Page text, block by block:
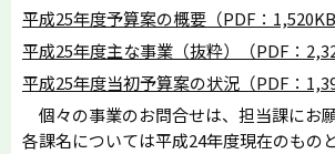
平成25年度予算案の概要（PDF：1,520KB
平成25年度主な事業（抜粋）（PDF：
平成25年度当初予算案の状況（PDF：
個々の事業のお問合せは、担当課にお
各課名については平成24年度現在のもの